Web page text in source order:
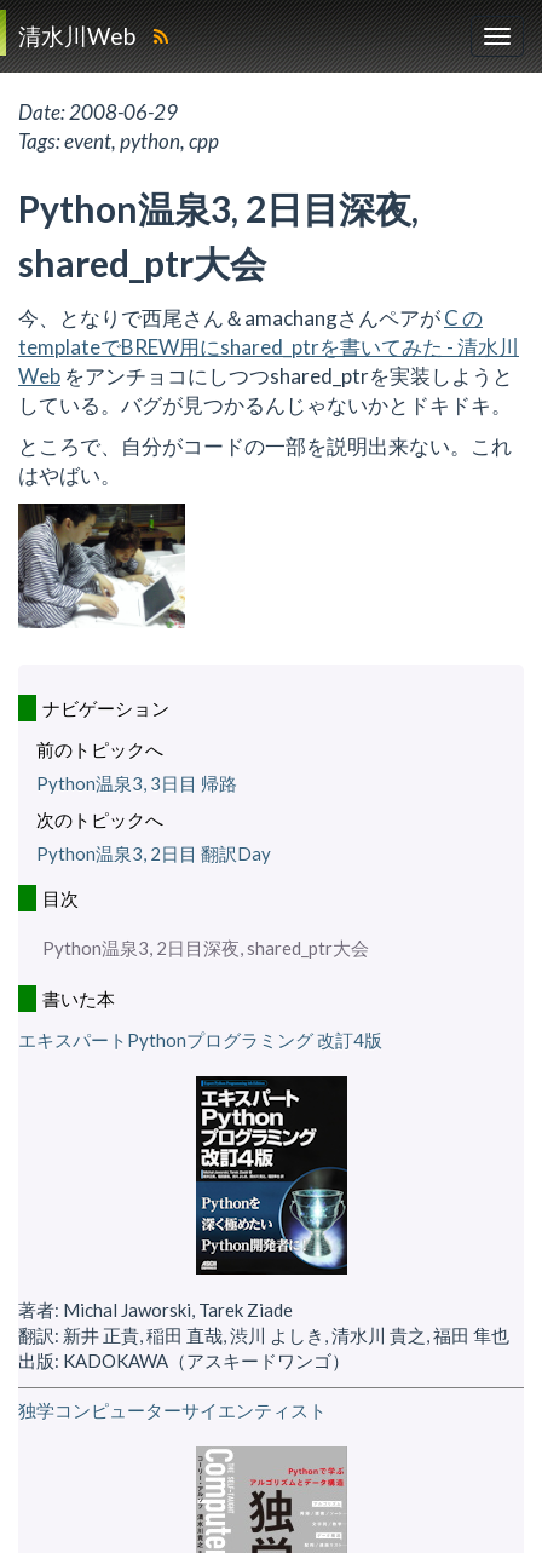
清水川Web
Date:2008-06-29
Tags:event,python,cpp
Python温泉3, 2日目深夜,
shared_ptr大会
今、となりで西尾さん＆amachangさんペアがC の
templateでBREW用にshared_ptrを書いてみた - 清水川
Web をアンチョコにしつつshared_ptrを実装しようと
している。バグが見つかるんじゃないかとドキドキ。
ところで、自分がコードの一部を説明出来ない。これ
はやばい。
ナビゲーション
前のトピックへ
Python温泉3, 3日目 帰路
次のトピックへ
Python温泉3, 2日目 翻訳Day
目次
Python温泉3, 2日目深夜, shared_ptr大会
書いた本
エキスパートPythonプログラミング 改訂4版
著者: Michal Jaworski, Tarek Ziade
翻訳: 新井 正貴, 稲田 直哉, 渋川 よしき, 清水川 貴之, 福田 隼也
出版: KADOKAWA（アスキードワンゴ）
独学コンピューターサイエンティスト